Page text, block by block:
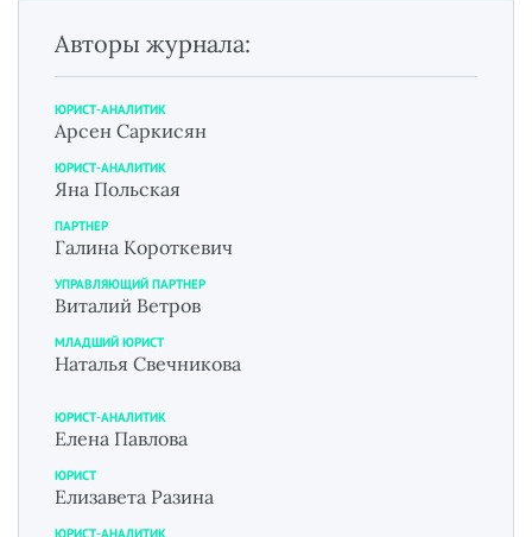
Авторы журнала:
ЮРИСТ-АНАЛИТИК
Арсен Саркисян
ЮРИСТ-АНАЛИТИК
Яна Польская
ПАРТНЕР
Галина Короткевич
УПРАВЛЯЮЩИЙ ПАРТНЕР
Виталий Ветров
МЛАДШИЙ ЮРИСТ
Наталья Свечникова
ЮРИСТ-АНАЛИТИК
Елена Павлова
ЮРИСТ
Елизавета Разина
ЮРИСТ-АНАЛИТИК